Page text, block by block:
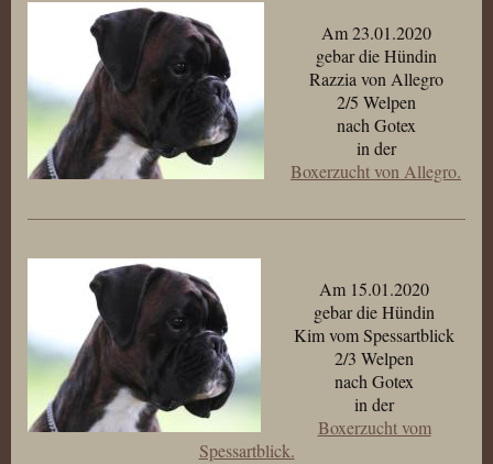
Am 23.01.2020
gebar die Hündin
Razzia von Allegro
2/5 Welpen
nach Gotex
in der
Boxerzucht von Allegro.
Am 15.01.2020
gebar die Hündin
Kim vom Spessartblick
2/3 Welpen
nach Gotex
in der
Boxerzucht vom
Spessartblick.